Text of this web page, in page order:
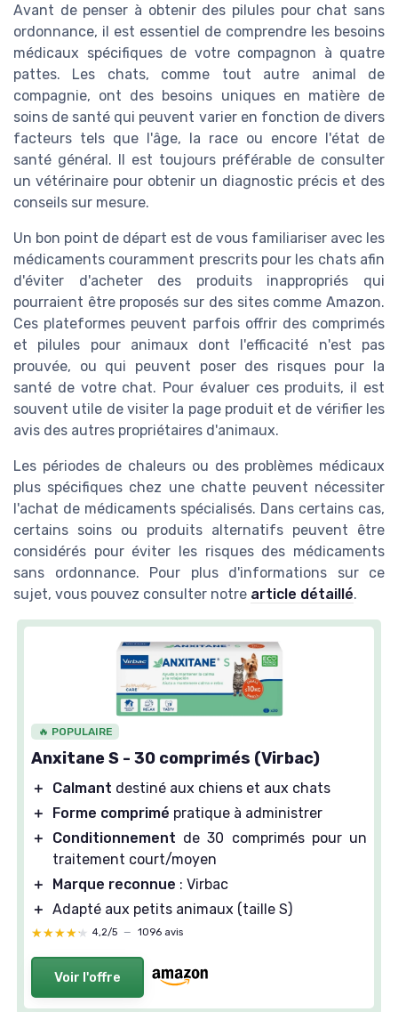
Avant de penser à obtenir des pilules pour chat sans
ordonnance, il est essentiel de comprendre les besoins
médicaux spécifiques de votre compagnon à quatre
pattes. Les chats, comme tout autre animal de
compagnie, ont des besoins uniques en matière de
soins de santé qui peuvent varier en fonction de divers
facteurs tels que l'âge, la race ou encore l'état de
santé général. Il est toujours préférable de consulter
un vétérinaire pour obtenir un diagnostic précis et des
conseils sur mesure.
Un bon point de départ est de vous familiariser avec les
médicaments couramment prescrits pour les chats afin
d'éviter d'acheter des produits inappropriés qui
pourraient être proposés sur des sites comme Amazon.
Ces plateformes peuvent parfois offrir des comprimés
et pilules pour animaux dont l'efficacité n'est pas
prouvée, ou qui peuvent poser des risques pour la
santé de votre chat. Pour évaluer ces produits, il est
souvent utile de visiter la page produit et de vérifier les
avis des autres propriétaires d'animaux.
Les périodes de chaleurs ou des problèmes médicaux
plus spécifiques chez une chatte peuvent nécessiter
l'achat de médicaments spécialisés. Dans certains cas,
certains soins ou produits alternatifs peuvent être
considérés pour éviter les risques des médicaments
sans ordonnance. Pour plus d'informations sur ce
sujet, vous pouvez consulter notre article détaillé.
🔥 POPULAIRE
Anxitane S - 30 comprimés (Virbac)
＋ Calmant destiné aux chiens et aux chats
＋
Forme comprimé pratique à administrer
＋
Conditionnement de 30 comprimés pour un
traitement court/moyen
＋
Marque reconnue : Virbac
＋ Adapté aux petits animaux (taille S)
★★★★★
★★★★★ 4,2/5 — 1096 avis
Voir l'offre